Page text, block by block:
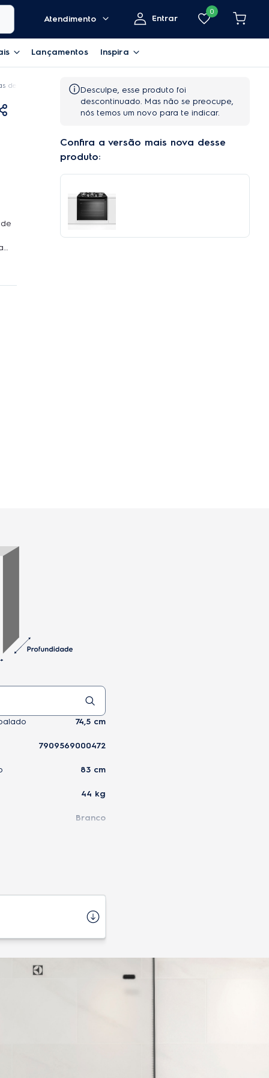
Atendimento
Entrar
0
Lançamentos Inspira
de Embutir Electrolux Preto com Grill e Tripla Chama (76EBR)
de
Desculpe, esse produto foi
descontinuado. Mas não se preocupe,
nós temos um novo para te indicar.
Confira a versão mais nova desse
produto:
74,5 cm
7909569000472
83 cm
44 kg
Branco
59,7 cm
Embutir